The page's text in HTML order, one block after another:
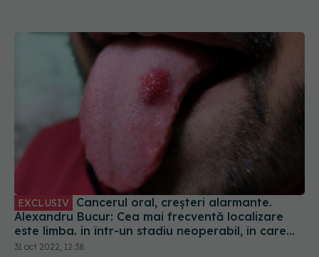
EXCLUSIV
Alexandru Bucur: Cea mai frecventă localizare
este limba. in într-un stadiu neoperabil, în care
rata de supraviețuire este aproape 3 ani de la
31 oct 2022, 12:38